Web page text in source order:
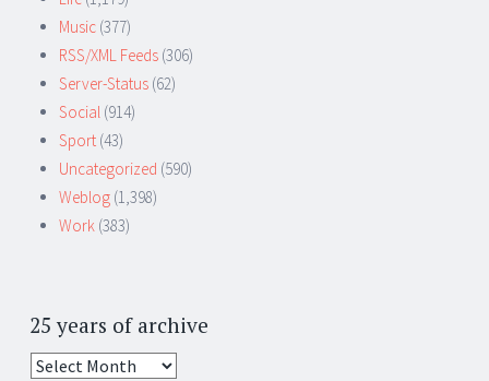
Music (377)
RSS/XML Feeds (306)
Server-Status (62)
Social (914)
Sport (43)
Uncategorized (590)
Weblog (1,398)
Work (383)
25 years of archive
25